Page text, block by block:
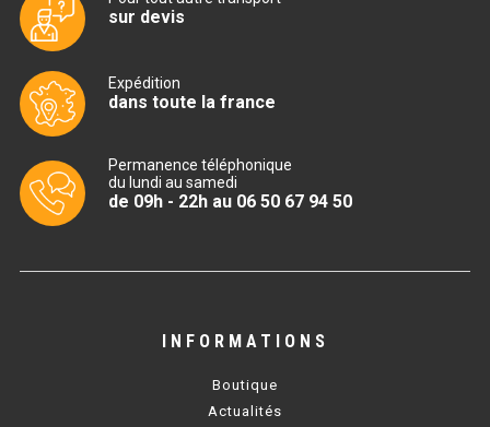
TABLE RÉFRIGÉRÉE
TABLE 600
TABLE 700 VITRÉE
sur devis
Expédition
dans toute la france
Permanence téléphonique
du lundi au samedi
de 09h - 22h au 06 50 67 94 50
INFORMATIONS
Boutique
Actualités